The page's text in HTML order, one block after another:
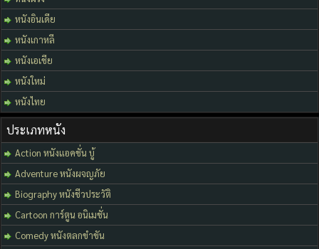
หนังอินเดีย
หนังเกาหลี
หนังเอเชีย
หนังใหม่
หนังไทย
ประเภทหนัง
Action หนังแอคชั่น บู้
Adventure หนังผจญภัย
Biography หนังชีวประวัติ
Cartoon การ์ตูน อนิเมชั่น
Comedy หนังตลกขำขัน